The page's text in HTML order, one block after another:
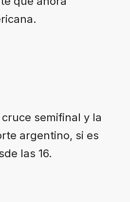
semifinal y la
argentino, si es
las 16.